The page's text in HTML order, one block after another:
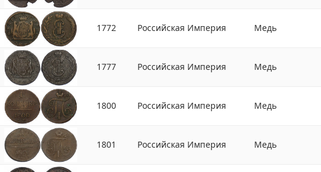
1772 Российская Империя Медь
1777 Российская Империя Медь
1800 Российская Империя Медь
1801 Российская Империя Медь